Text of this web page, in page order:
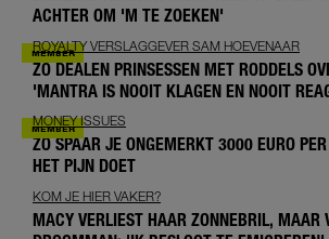
ACHTER OM 'M TE ZOEKEN'
ROYALTY VERSLAGGEVER SAM HOEVENAAR
ZO DEALEN PRINSESSEN MET RODDELS
'MANTRA IS NOOIT KLAGEN EN NOOIT
MONEY ISSUES
ZO SPAAR JE ONGEMERKT 3000 EURO
HET PIJN DOET
KOM JE HIER VAKER?
MACY VERLIEST HAAR ZONNEBRIL, MAAR